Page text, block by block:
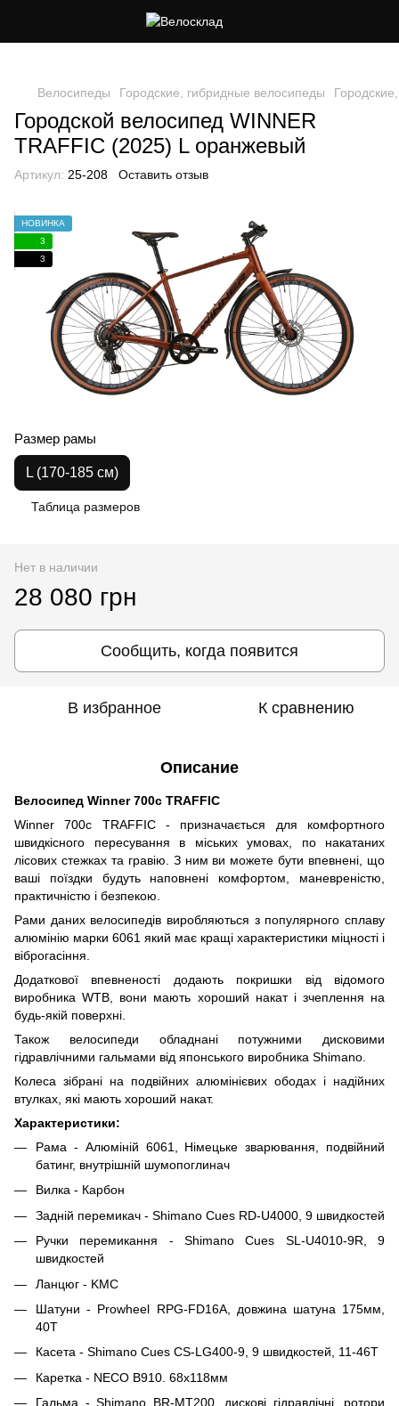
Велосипеды Городские, гибридные велосипеды
Городской велосипед WINNER
TRAFFIC (2025) L оранжевый
Артикул: 25-208 Оставить отзыв
НОВИНКА
3
3
Размер рамы
L (170-185 см)
Таблица размеров
Нет в наличии
28 080 грн
Сообщить, когда появится
В избранное К сравнению
Описание
Велосипед Winner 700c TRAFFIC
Winner 700c TRAFFIC - призначається для комфортного
швидкісного пересування в міських умовах, по накатаних
лісових стежках та гравію. З ним ви можете бути впевнені, що
ваші поїздки будуть наповнені комфортом, маневреністю,
практичністю і безпекою.
Рами даних велосипедів виробляються з популярного сплаву
алюмінію марки 6061 який має кращі характеристики міцності і
віброгаcіння.
Додаткової впевненості додають покришки від відомого
виробника WTB, вони мають хороший накат і зчеплення на
будь-якій поверхні.
Також велосипеди обладнані потужними дисковими
гідравлічними гальмами від японського виробника Shimano.
Колеса зібрані на подвійних алюмінієвих ободах і надійних
втулках, які мають хороший накат.
Характеристики:
Рама - Алюміній 6061, Німецьке зварювання, подвійний
батинг, внутрішній шумопоглинач
Вилка - Карбон
Задній перемикач - Shimano Cues RD-U4000, 9 швидкостей
Ручки перемикання - Shimano Cues SL-U4010-9R, 9
швидкостей
Ланцюг - KMC
Шатуни - Prowheel RPG-FD16A, довжина шатуна 175мм,
40T
Касета - Shimano Cues CS-LG400-9, 9 швидкостей, 11-46T
Каретка - NECO B910. 68x118мм
Гальма - Shimano BR-MT200, дискові гідравлічні, ротори